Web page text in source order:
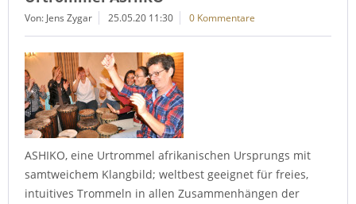
Von: Jens Zygar 25.05.20 11:30 0 Kommentare
ASHIKO, eine Urtrommel afrikanischen Ursprungs mit
samtweichem Klangbild; weltbest geeignet für freies,
intuitives Trommeln in allen Zusammenhängen der